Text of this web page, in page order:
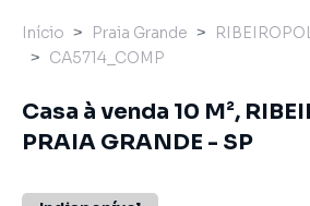
Início Praia Grande
CA5714_COMP
Casa à venda 10 M²,
PRAIA GRANDE - SP